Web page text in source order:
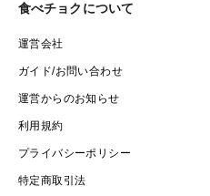
食べチョクについて
運営会社
ガイド/お問い合わせ
運営からのお知らせ
利用規約
プライバシーポリシー
特定商取引法